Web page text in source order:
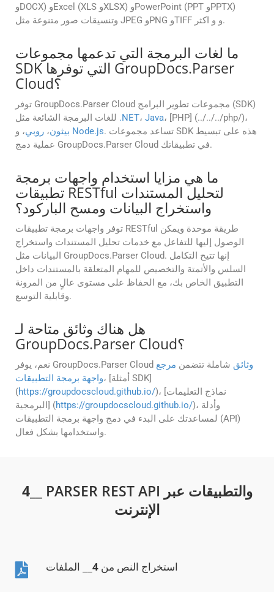
وDOCX) وExcel (XLS وXLSX) وPowerPoint (PPT وPPTX)
وتنسيقات صور متنوعة مثل JPEG وPNG وTIFF و و اكثر.
ما لغات البرمجة التي تدعمها مجموعات
SDK التي توفرها GroupDocs.Parser
Cloud؟
توفر GroupDocs.Parser Cloud مجموعات تطوير البرامج (SDK)
.NET، Java، [PHP] (../../../php/)،
بيثون، روبي Node.js. تساعد مجموعات SDK هذه على تبسيط
عملية دمج GroupDocs.Parser Cloud في تطبيقاتك.
ما هي مزايا استخدام واجهات برمجة
تطبيقات RESTful لتحليل المستندات
واستخراج البيانات ومسح الباركود؟
توفر واجهات برمجة تطبيقات RESTful طريقة موحدة ويمكن
الوصول إليها للتفاعل مع خدمات تحليل المستندات واستخراج
البيانات مثل GroupDocs.Parser Cloud. إنها تتيح التكامل
السلس والأتمتة والتخصيص للمهام المتعلقة بالمستندات داخل
التطبيق الخاص بك، مع الحفاظ على مستوى عالٍ من المرونة
وقابلية التوسع.
هل هناك وثائق متاحة لـ
GroupDocs.Parser Cloud؟
نعم، يوفر GroupDocs.Parser Cloud وثائق شاملة تتضمن مرجع
واجهة برمجة التطبيقات، [أمثلة SDK]
(https://groupdocscloud.github.io/)، [نماذج التعليمات
البرمجية] (https://groupdocscloud.github.io/)، وأدلة
لمساعدتك على البدء في دمج واجهة برمجة التطبيقات (API)
واستخدامها بشكل فعال.
4__ PARSER REST API والتطبيقات عبر
الإنترنت
استخراج النص من 4 __ الملفات